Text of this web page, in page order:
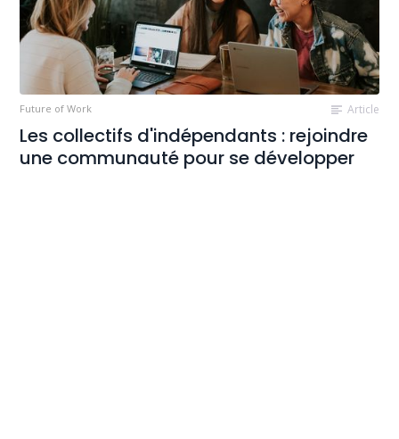
Future of Work Article
Les collectifs d'indépendants : rejoindre
une communauté pour se développer